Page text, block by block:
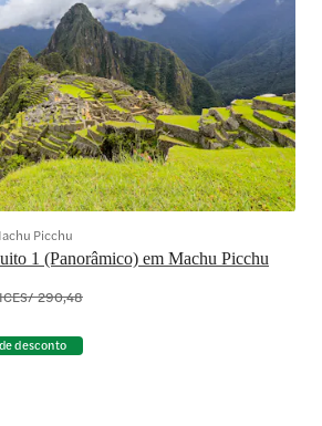
1 (Panorâmico) em Machu Picchu
Picchu
S/ 290,48
desconto